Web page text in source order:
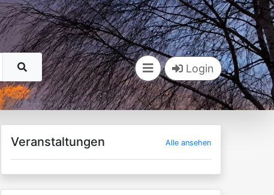
Login
Veranstaltungen Alle ansehen